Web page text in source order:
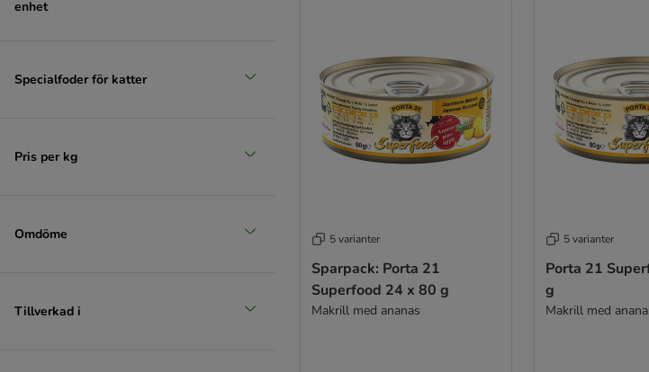
enhet
Specialfoder för katter
Pris per kg
Omdöme
Tillverkad i
5 varianter
Sparpack: Porta 21
Superfood 24 x 80 g
Makrill med ananas
5 varianter
Porta 21
g
Makrill med